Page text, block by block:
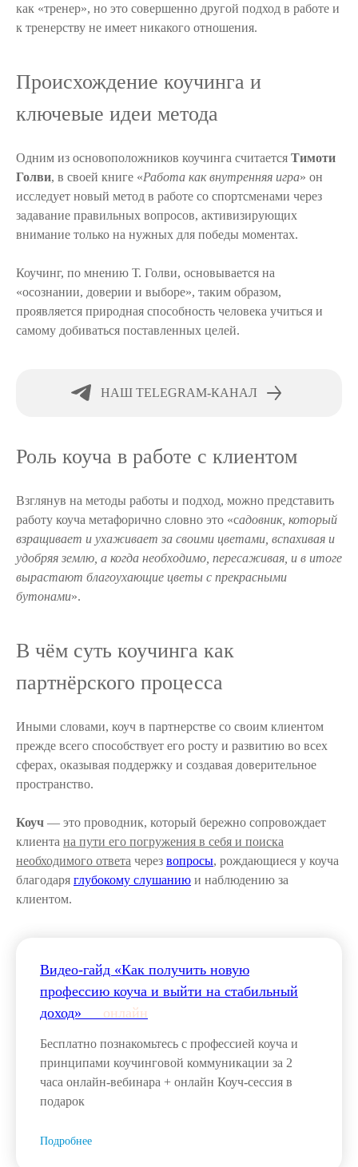
как «тренер», но это совершенно другой подход в работе и
к тренерству не имеет никакого отношения.
Происхождение коучинга и
ключевые идеи метода
Одним из основоположников коучинга считается Тимоти
Голви, в своей книге «Работа как внутренняя игра» он
исследует новый метод в работе со спортсменами через
задавание правильных вопросов, активизирующих
внимание только на нужных для победы моментах.
Коучинг, по мнению Т. Голви, основывается на
«осознании, доверии и выборе», таким образом,
проявляется природная способность человека учиться и
самому добиваться поставленных целей.
НАШ TELEGRAM-КАНАЛ
Роль коуча в работе с клиентом
Взглянув на методы работы и подход, можно представить
работу коуча метафорично словно это «садовник, который
взращивает и ухаживает за своими цветами, вспахивая и
удобряя землю, а когда необходимо, пересаживая, и в итоге
вырастают благоухающие цветы с прекрасными
бутонами».
В чём суть коучинга как
партнёрского процесса
Иными словами, коуч в партнерстве со своим клиентом
прежде всего способствует его росту и развитию во всех
сферах, оказывая поддержку и создавая доверительное
пространство.
Коуч — это проводник, который бережно сопровождает
клиента на пути его погружения в себя и поиска
необходимого ответа через вопросы, рождающиеся у коуча
благодаря глубокому слушанию и наблюдению за
клиентом.
Видео-гайд «Как получить новую
профессию коуча и выйти на стабильный
доход»___ онлайн
Бесплатно познакомьтесь с профессией коуча и
принципами коучинговой коммуникации за 2
часа онлайн-вебинара + онлайн Коуч-сессия в
подарок
Подробнее